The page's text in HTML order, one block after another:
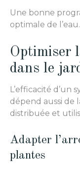
Une bonne
optimale de l’eau.
Optimiser
dans le
L’efficacité d’un
dépend aussi de
distribuée et
Adapter
plantes